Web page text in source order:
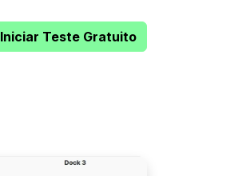
Iniciar Teste Gratuito